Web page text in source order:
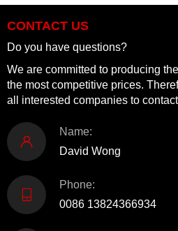
CONTACT US
Do you have questions?
We are committed to producing
the most competitive prices.
all interested companies to
Name:
David Wong
Phone:
0086 13824366934